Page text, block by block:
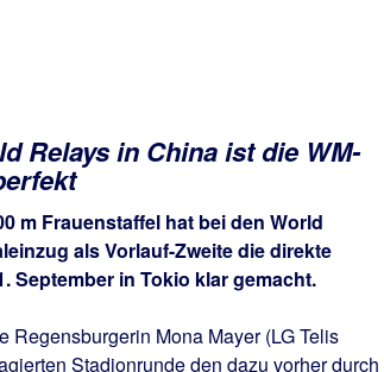
Relays in China ist die WM-
m Frauenstaffel hat bei den World
als Vorlauf-Zweite die direkte
September in Tokio klar gemacht.
Mona Mayer (LG Telis
Stadionrunde den dazu vorher durch